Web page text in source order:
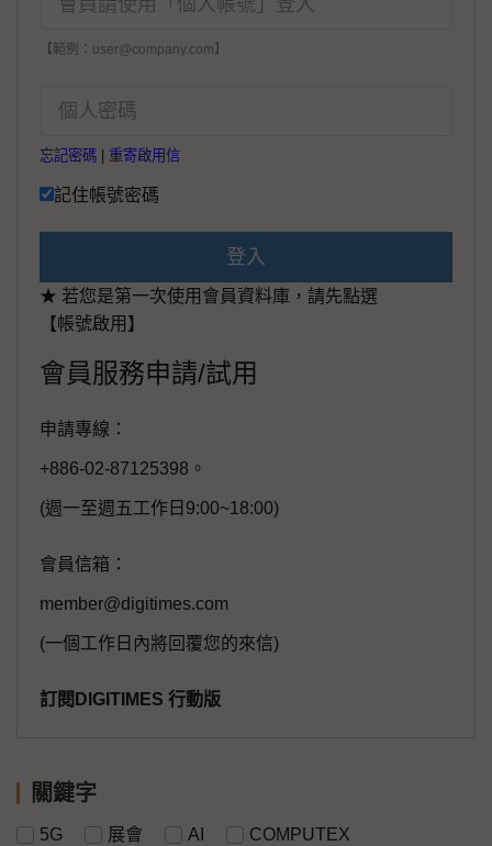
【範例：user@company.com】
忘記密碼 重寄啟用信
記住帳號密碼
登入
★ 若您是第一次使用會員資料庫，請先點選
【帳號啟用】
會員服務申請/試用
申請專線：
+886-02-87125398。
(週一至週五工作日9:00~18:00)
會員信箱：
member@digitimes.com
(一個工作日內將回覆您的來信)
訂閱DIGITIMES 行動版
關鍵字
5G 展會 AI COMPUTEX